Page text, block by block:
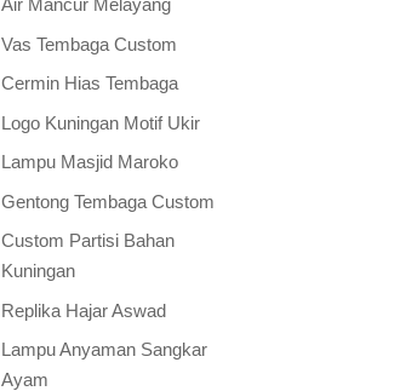
Air Mancur Melayang
Vas Tembaga Custom
Cermin Hias Tembaga
Logo Kuningan Motif Ukir
Lampu Masjid Maroko
Gentong Tembaga Custom
Custom Partisi Bahan
Kuningan
Replika Hajar Aswad
Lampu Anyaman Sangkar
Ayam